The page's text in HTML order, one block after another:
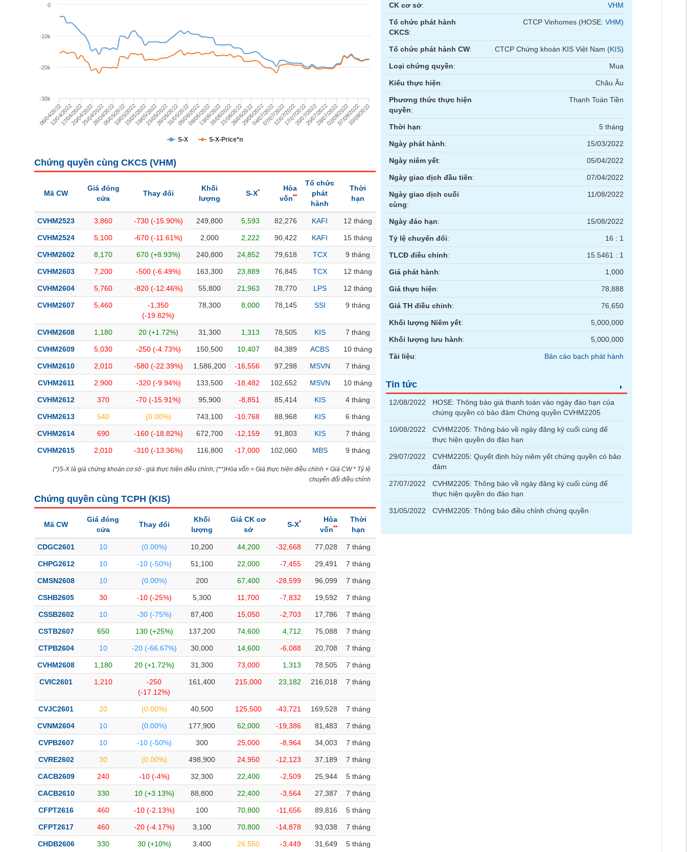
S-X S-X-Price*n
06/04/2022
12/04/2022
17/04/2022
20/04/2022
25/04/2022
28/04/2022
05/05/2022
10/05/2022
15/05/2022
18/05/2022
23/05/2022
26/05/2022
31/05/2022
05/06/2022
08/06/2022
13/06/2022
16/06/2022
21/06/2022
26/06/2022
29/06/2022
04/07/2022
07/07/2022
12/07/2022
17/07/2022
20/07/2022
25/07/2022
28/07/2022
02/08/2022
07/08/2022
10/08/2022
-20k
-10k
0
-30k
Chứng quyền cùng CKCS (VHM)
Mã CW
Giá đóng
cửa
Thay đổi
Khối
lượng
S-X*
Hòa
vốn**
Tổ chức
phát
hành
Thời
hạn
CVHM2523 3,860 -730 (-15.90%) 249,800 5,593 82,276 KAFI 12 tháng
CVHM2524 5,100 -670 (-11.61%) 2,000 2,222 90,422 KAFI 15 tháng
CVHM2602 8,170 670 (+8.93%) 240,800 24,852 79,618 TCX 9 tháng
CVHM2603 7,200 -500 (-6.49%) 163,300 23,889 76,845 TCX 12 tháng
CVHM2604 5,760 -820 (-12.46%) 55,800 21,963 78,770 LPS 12 tháng
CVHM2607 5,460
-1,350
(-19.82%)
78,300 8,000 78,145 SSI 9 tháng
CVHM2608 1,180 20 (+1.72%) 31,300 1,313 78,505 KIS 7 tháng
CVHM2609 5,030 -250 (-4.73%) 150,500 10,407 84,389 ACBS 10 tháng
CVHM2610 2,010 -580 (-22.39%) 1,586,200 -16,556 97,298 MSVN 7 tháng
CVHM2611 2,900 -320 (-9.94%) 133,500 -18,482 102,652 MSVN 10 tháng
CVHM2612 370 -70 (-15.91%) 95,900 -8,851 85,414 KIS 4 tháng
CVHM2613 540 (0.00%) 743,100 -10,768 88,968 KIS 6 tháng
CVHM2614 690 -160 (-18.82%) 672,700 -12,159 91,803 KIS 7 tháng
CVHM2615 2,010 -310 (-13.36%) 116,800 -17,000 102,060 MBS 9 tháng
(*)S-X là giá chứng khoán cơ sở - giá thực hiện điều chỉnh; (**)Hòa vốn = Giá thực hiện điều chỉnh + Giá CW * Tỷ lệ
chuyển đổi điều chỉnh
Chứng quyền cùng TCPH (KIS)
Mã CW
Giá đóng
cửa
Thay đổi
Khối
lượng
Giá CK cơ
sở
S-X*
Hòa
vốn**
Thời
hạn
CDGC2601 10 (0.00%) 10,200 44,200 -32,668 77,028 7 tháng
CHPG2612 10 -10 (-50%) 51,100 22,000 -7,455 29,491 7 tháng
CMSN2608 10 (0.00%) 200 67,400 -28,599 96,099 7 tháng
CSHB2605 30 -10 (-25%) 5,300 11,700 -7,832 19,592 7 tháng
CSSB2602 10 -30 (-75%) 87,400 15,050 -2,703 17,786 7 tháng
CSTB2607 650 130 (+25%) 137,200 74,600 4,712 75,088 7 tháng
CTPB2604 10 -20 (-66.67%) 30,000 14,600 -6,088 20,708 7 tháng
CVHM2608 1,180 20 (+1.72%) 31,300 73,000 1,313 78,505 7 tháng
CVIC2601 1,210
-250
(-17.12%)
161,400 215,000 23,182 216,018 7 tháng
CVJC2601 20 (0.00%) 40,500 125,500 -43,721 169,528 7 tháng
CVNM2604 10 (0.00%) 177,900 62,000 -19,386 81,483 7 tháng
CVPB2607 10 -10 (-50%) 300 25,000 -8,964 34,003 7 tháng
CVRE2602 30 (0.00%) 498,900 24,950 -12,123 37,189 7 tháng
CACB2609 240 -10 (-4%) 32,300 22,400 -2,509 25,944 5 tháng
CACB2610 330 10 (+3.13%) 88,800 22,400 -3,564 27,387 7 tháng
CFPT2616 460 -10 (-2.13%) 100 70,800 -11,656 89,816 5 tháng
CFPT2617 460 -20 (-4.17%) 3,100 70,800 -14,878 93,038 7 tháng
CHDB2606 330 30 (+10%) 3,400 26,550 -3,449 31,649 5 tháng
CK cơ sở: VHM
Tổ chức phát hành
CKCS:
CTCP Vinhomes (HOSE:VHM)
Tổ chức phát hành CW: CTCP Chứng khoán KIS Việt Nam (KIS)
Loại chứng quyền: Mua
Kiểu thực hiện: Châu Âu
Phương thức thực hiện
quyền:
Thanh Toán Tiền
Thời hạn: 5 tháng
Ngày phát hành: 15/03/2022
Ngày niêm yết: 05/04/2022
Ngày giao dịch đầu tiên: 07/04/2022
Ngày giao dịch cuối
cùng:
11/08/2022
Ngày đáo hạn: 15/08/2022
Tỷ lệ chuyển đổi: 16 : 1
TLCĐ điều chỉnh: 15.5461 : 1
Giá phát hành: 1,000
Giá thực hiện: 78,888
Giá TH điều chỉnh: 76,650
Khối lượng Niêm yết: 5,000,000
Khối lượng lưu hành: 5,000,000
Tài liệu: Bản cáo bạch phát hành
Tin tức
12/08/2022
HOSE: Thông báo giá thanh toán vào ngày đáo hạn của
chứng quyền có bảo đảm Chứng quyền CVHM2205
10/08/2022
CVHM2205: Thông báo về ngày đăng ký cuối cùng để
thực hiện quyền do đáo hạn
29/07/2022
CVHM2205: Quyết định hủy niêm yết chứng quyền có bảo
đảm
27/07/2022
CVHM2205: Thông báo về ngày đăng ký cuối cùng để
thực hiện quyền do đáo hạn
31/05/2022 CVHM2205: Thông báo điều chỉnh chứng quyền
TIÊU DÙNG KHÔNG THIẾT YẾU
TIÊU DÙNG THIẾT YẾU
CHĂM SÓC SỨC KHỎE
CÔNG NGHỆ THÔNG TIN
BẤT ĐỘNG SẢN
Cổ phiếu Chỉ số Chứng chỉ quỹ Chứng quyền Hợp đồng tương lai Trái phiếu
Lãnh đạo(-)
Người nội bộ Người liên quan Cổ đông lớn
Tin tức(-)
Bài viết của tác giả(-)
Báo cáo phân tích(-)
Thuật ngữ(-)
Dịch vụ(-)
Đào tạo
Truyền thông tài chính